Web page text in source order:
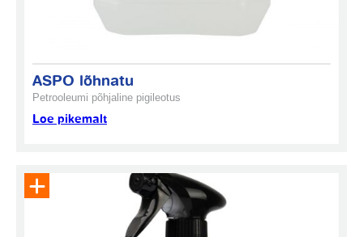
ASPO lõhnatu
Petrooleumi põhjaline pigileotus
Loe pikemalt
Eemalda toode päringukorvist